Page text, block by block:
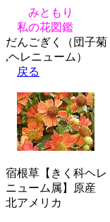
みともり
私の花図鑑
だんごぎく（団子菊
,ヘレニューム）
戻る
宿根草【きく科ヘレ
ニューム属】原産
北アメリカ